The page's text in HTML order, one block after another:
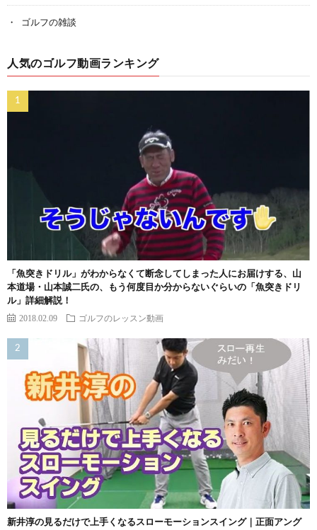
ゴルフの雑談
人気のゴルフ動画ランキング
「魚突きドリル」がわからなくて断念してしまった人にお届けする、山
本道場・山本誠二氏の、もう何度目か分からないぐらいの「魚突きドリ
ル」詳細解説！
2018.02.09 ゴルフのレッスン動画
新井淳の見るだけで上手くなるスローモーションスイング｜正面アング